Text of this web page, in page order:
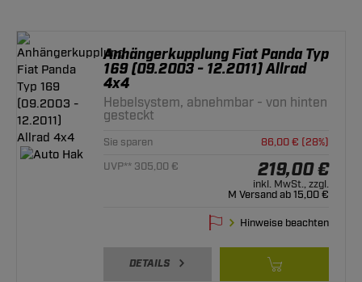
Anhängerkupplung Fiat Panda Typ
169 (09.2003 - 12.2011) Allrad
4x4
Hebelsystem, abnehmbar - von hinten
gesteckt
Sie sparen
86,00 € (28%)
UVP** 305,00 €
219,00 €
inkl. MwSt., zzgl.
M Versand ab 15,00 €
Hinweise beachten
DETAILS